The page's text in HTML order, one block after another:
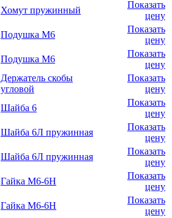
Хомут пружинный
Показать
цену
Подушка М6
Показать
цену
Подушка М6
Показать
цену
Держатель скобы
угловой
Показать
цену
Шайба 6
Показать
цену
Шайба 6Л пружинная
Показать
цену
Шайба 6Л пружинная
Показать
цену
Гайка М6-6H
Показать
цену
Гайка М6-6H
Показать
цену